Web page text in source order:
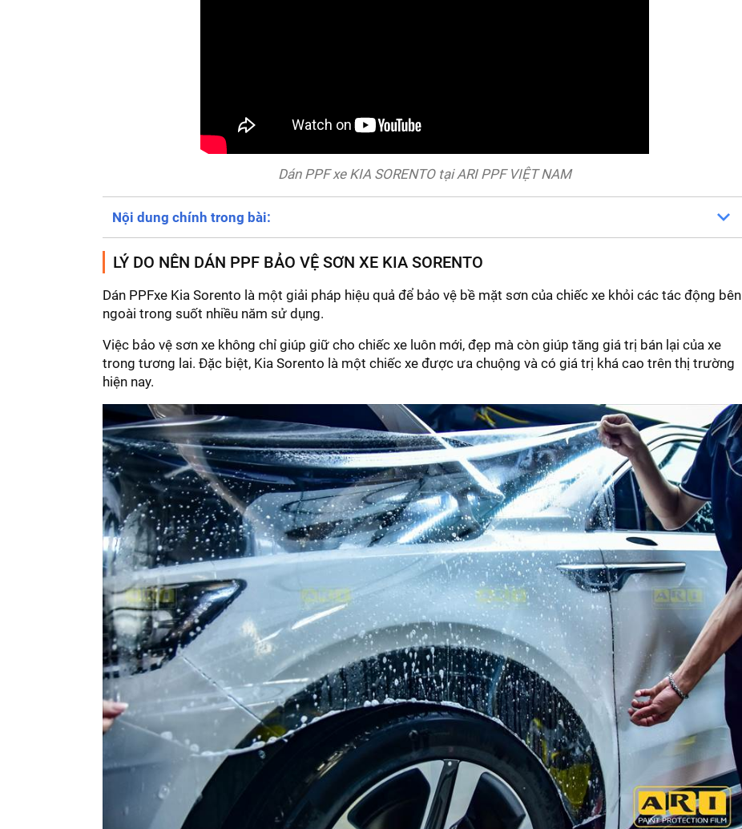
Dán PPF xe KIA SORENTO tại ARI PPF VIỆT NAM
Nội dung chính trong bài:
LÝ DO NÊN DÁN PPF BẢO VỆ SƠN XE KIA SORENTO
Dán PPFxe Kia Sorento là một giải pháp hiệu quả để bảo vệ bề mặt sơn của chiếc xe khỏi các tác động bên
ngoài trong suốt nhiều năm sử dụng.
Việc bảo vệ sơn xe không chỉ giúp giữ cho chiếc xe luôn mới, đẹp mà còn giúp tăng giá trị bán lại của xe
trong tương lai. Đặc biệt, Kia Sorento là một chiếc xe được ưa chuộng và có giá trị khá cao trên thị trường
hiện nay.